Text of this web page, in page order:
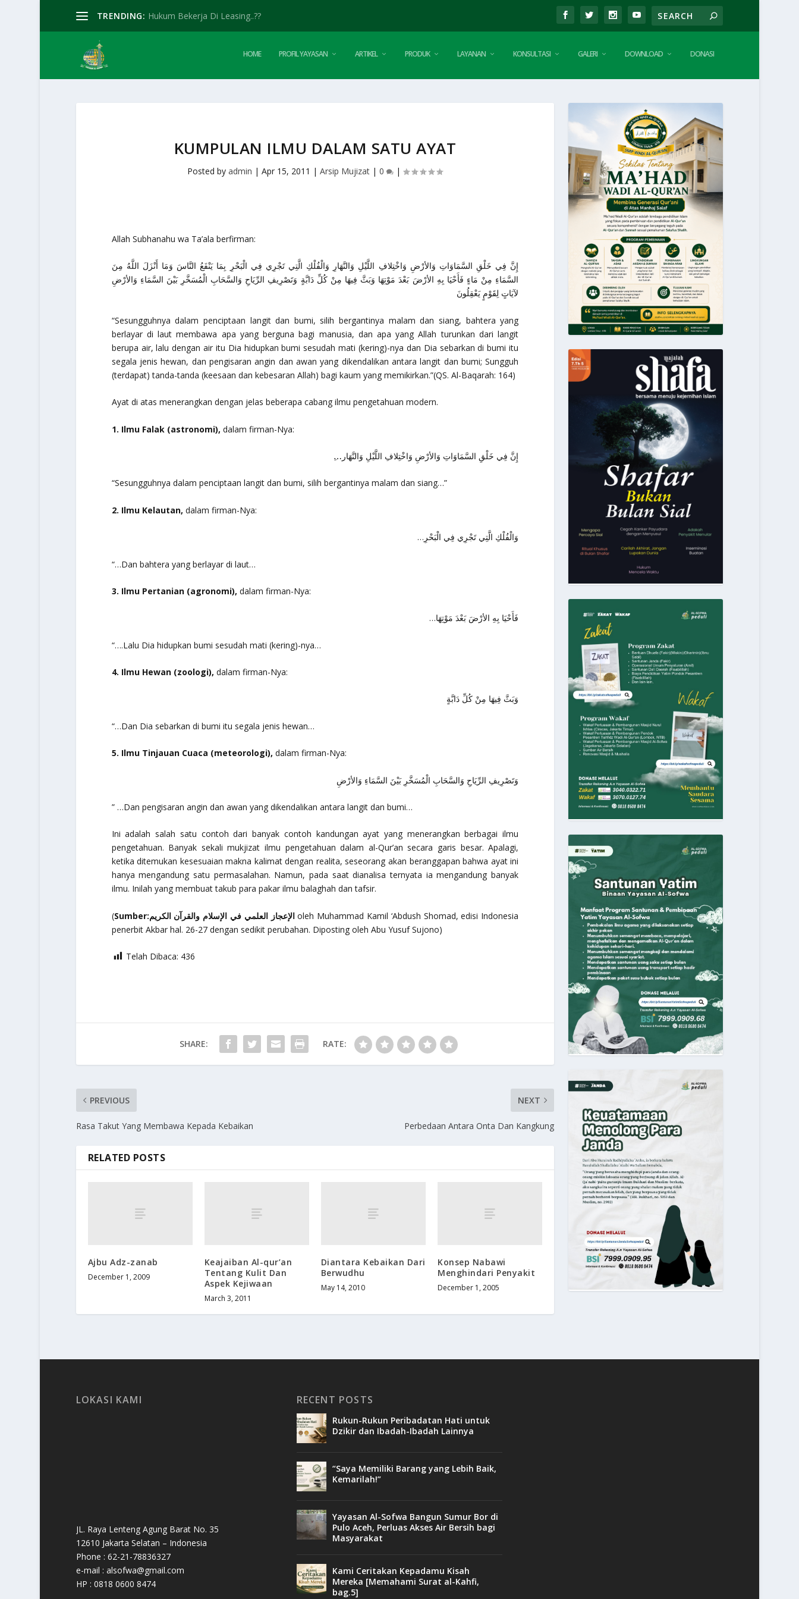
TRENDING: Hukum Bekerja Di Leasing..??
HOME PROFIL YAYASAN ARTIKEL PRODUK LAYANAN KONSULTASI GALERI DOWNLOAD DONASI
KUMPULAN ILMU DALAM SATU AYAT
Posted byadmin |Apr 15, 2011 |Arsip Mujizat |0 |
Allah Subhanahu wa Ta’ala berfirman:
إِنَّ فِي خَلْقِ السَّمَاوَاتِ وَالأرْضِ وَاخْتِلافِ اللَّيْلِ وَالنَّهَارِ وَالْفُلْكِ الَّتِي تَجْرِي فِي الْبَحْرِ بِمَا يَنْفَعُ النَّاسَ وَمَا أَنْزَلَ اللَّهُ مِنَ
السَّمَاءِ مِنْ مَاءٍ فَأَحْيَا بِهِ الأرْضَ بَعْدَ مَوْتِهَا وَبَثَّ فِيهَا مِنْ كُلِّ دَابَّةٍ وَتَصْرِيفِ الرِّيَاحِ وَالسَّحَابِ الْمُسَخَّرِ بَيْنَ السَّمَاءِ وَالأرْضِ
لآيَاتٍ لِقَوْمٍ يَعْقِلُونَ
“Sesungguhnya dalam penciptaan langit dan bumi, silih bergantinya malam dan siang, bahtera yang
berlayar di laut membawa apa yang berguna bagi manusia, dan apa yang Allah turunkan dari langit
berupa air, lalu dengan air itu Dia hidupkan bumi sesudah mati (kering)-nya dan Dia sebarkan di bumi itu
segala jenis hewan, dan pengisaran angin dan awan yang dikendalikan antara langit dan bumi; Sungguh
(terdapat) tanda-tanda (keesaan dan kebesaran Allah) bagi kaum yang memikirkan.”(QS. Al-Baqarah: 164)
Ayat di atas menerangkan dengan jelas beberapa cabang ilmu pengetahuan modern.
1. Ilmu Falak (astronomi), dalam firman-Nya:
إِنَّ فِي خَلْقِ السَّمَاوَاتِ وَالأرْضِ وَاخْتِلافِ اللَّيْلِ وَالنَّهَار…ِ
“Sesungguhnya dalam penciptaan langit dan bumi, silih bergantinya malam dan siang…”
2. Ilmu Kelautan, dalam firman-Nya:
وَالْفُلْكِ الَّتِي تَجْرِي فِي الْبَحْرِ…
“…Dan bahtera yang berlayar di laut…
3. Ilmu Pertanian (agronomi), dalam firman-Nya:
فَأَحْيَا بِهِ الأرْضَ بَعْدَ مَوْتِهَا…
“….Lalu Dia hidupkan bumi sesudah mati (kering)-nya…
4. Ilmu Hewan (zoologi), dalam firman-Nya:
وَبَثَّ فِيهَا مِنْ كُلِّ دَابَّةٍ
“…Dan Dia sebarkan di bumi itu segala jenis hewan…
5. Ilmu Tinjauan Cuaca (meteorologi), dalam firman-Nya:
وَتَصْرِيفِ الرِّيَاحِ وَالسَّحَابِ الْمُسَخَّرِ بَيْنَ السَّمَاءِ وَالأرْضِ
” …Dan pengisaran angin dan awan yang dikendalikan antara langit dan bumi…
Ini adalah salah satu contoh dari banyak contoh kandungan ayat yang menerangkan berbagai ilmu
pengetahuan. Banyak sekali mukjizat ilmu pengetahuan dalam al-Qur’an secara garis besar. Apalagi,
ketika ditemukan kesesuaian makna kalimat dengan realita, seseorang akan beranggapan bahwa ayat ini
hanya mengandung satu permasalahan. Namun, pada saat dianalisa ternyata ia mengandung banyak
ilmu. Inilah yang membuat takub para pakar ilmu balaghah dan tafsir.
( Sumber:الإعجاز العلمي في الإسلام والقرآن الكريمoleh Muhammad Kamil ‘Abdush Shomad, edisi Indonesia
penerbit Akbar hal. 26-27 dengan sedikit perubahan. Diposting oleh Abu Yusuf Sujono)
Telah Dibaca: 436
SHARE: RATE:
PREVIOUS
Rasa Takut Yang Membawa Kepada Kebaikan
NEXT
Perbedaan Antara Onta Dan Kangkung
RELATED POSTS
Ajbu Adz-zanab
December 1, 2009
Keajaiban Al-qur’an
Tentang Kulit Dan
Aspek Kejiwaan
March 3, 2011
Diantara Kebaikan Dari
Berwudhu
May 14, 2010
Konsep Nabawi
Menghindari Penyakit
December 1, 2005
LOKASI KAMI
JL. Raya Lenteng Agung Barat No. 35
12610 Jakarta Selatan – Indonesia
Phone : 62-21-78836327
e-mail : alsofwa@gmail.com
HP : 0818 0600 8474
RECENT POSTS
Rukun-Rukun Peribadatan Hati untuk
Dzikir dan Ibadah-Ibadah Lainnya
“Saya Memiliki Barang yang Lebih Baik,
Kemarilah!”
Yayasan Al-Sofwa Bangun Sumur Bor di
Pulo Aceh, Perluas Akses Air Bersih bagi
Masyarakat
Kami Ceritakan Kepadamu Kisah
Mereka [Memahami Surat al-Kahfi,
bag.5]